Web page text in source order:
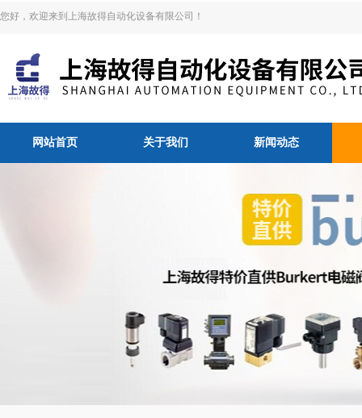
您好，欢迎来到上海故得自动化设备有限公司！
网站首页 关于我们 新闻动态